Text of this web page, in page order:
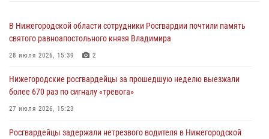
В Нижегородской области сотрудники Росгвардии почтили память
святого равноапостольного князя Владимира
28 июля 2026, 15:39 2
Нижегородские росгвардейцы за прошедшую неделю выезжали
более 670 раз по сигналу «тревога»
27 июля 2026, 15:23
Росгвардейцы задержали нетрезвого водителя в Нижегородской